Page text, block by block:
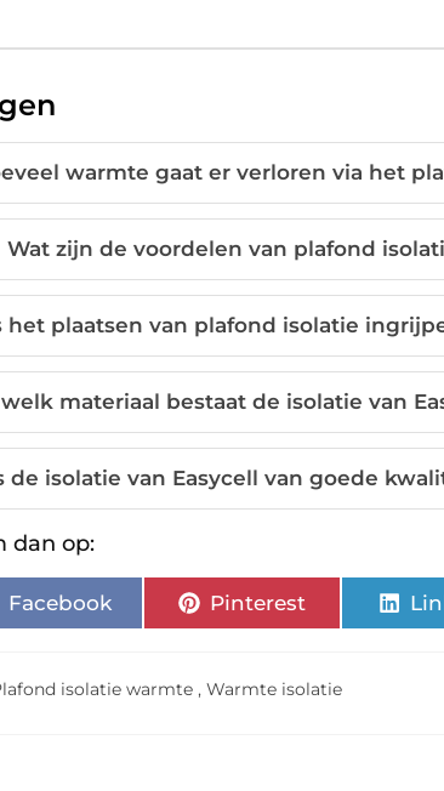
warmte gaat er verloren via het
Wat zijn de voordelen van plafond
het plaatsen van plafond isolatie
materiaal bestaat de isolatie van
de isolatie van Easycell van goede
dan op:
Facebook Pinterest
isolatie warmte ,Warmte isolatie